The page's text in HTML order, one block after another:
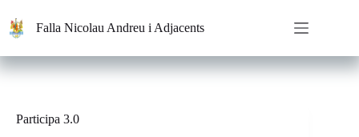
contenido
Falla Nicolau Andreu i Adjacents
Participa 3.0